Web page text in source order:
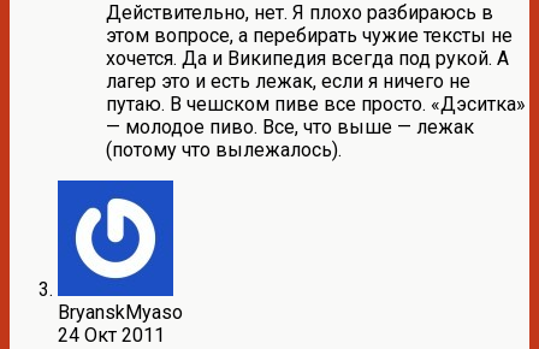
Действительно, нет. Я плохо разбираюсь в
этом вопросе, а перебирать чужие тексты не
хочется. Да и Википедия всегда под рукой. А
лагер это и есть лежак, если я ничего не
путаю. В чешском пиве все просто. «Дэситка»
— молодое пиво. Все, что выше — лежак
(потому что вылежалось).
BryanskMyaso
24 Окт 2011